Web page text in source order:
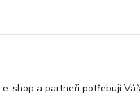
e-shop a partneři potřebují Váš